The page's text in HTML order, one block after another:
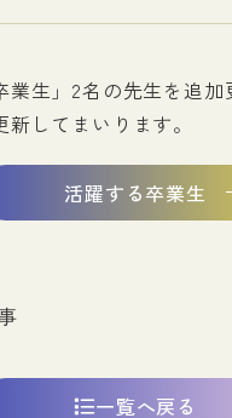
合わせ
個人情
業生」2名の先生を追加
してまいります。
活躍する卒業生
一覧へ戻る